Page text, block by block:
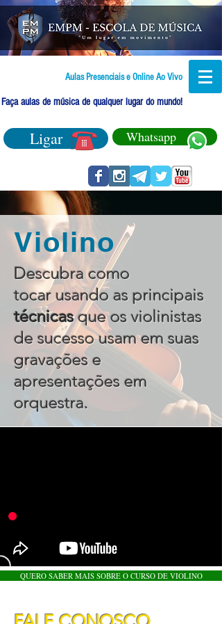
Aulas Presenciais e Online Ao Vivo
Faça aulas de música de qualquer lugar do mundo!
Ligar Whatsapp
Violino
Descubra como
tocar usando as principais
técnicasque os violinistas
de sucesso usam em suas
gravações e
apresentações em
orquestra.
QUERO SABER MAIS SOBRE O CURSO DE VIOLINO